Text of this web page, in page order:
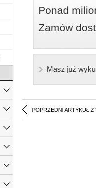
Ponad
Zamów
Masz już
POPRZEDNI ARTYKUŁ Z